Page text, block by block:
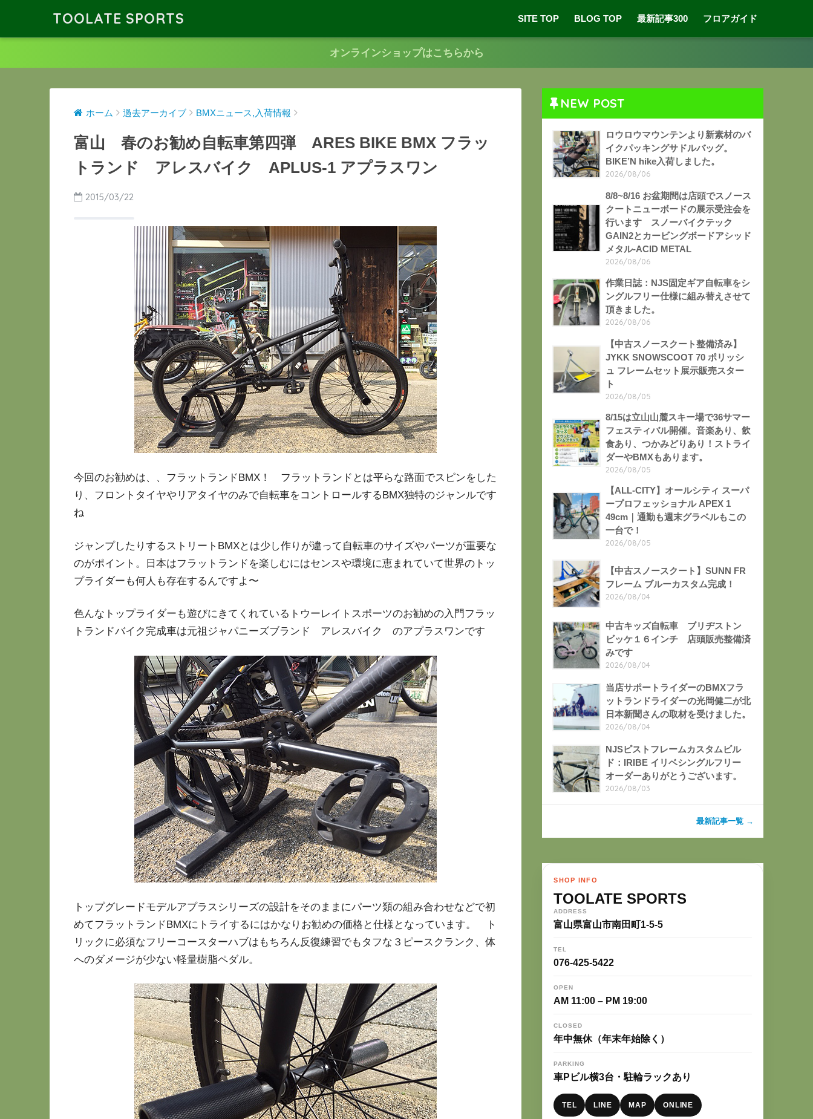
TOOLATE SPORTS SITE TOP BLOG TOP 最新記事300 フロアガイド
オンラインショップはこちらから
ホーム 過去アーカイブ BMXニュース,入荷情報
富山 春のお勧め自転車第四弾 ARES BIKE BMX フラッ
トランド アレスバイク APLUS-1 アプラスワン
2015/03/22
今回のお勧めは、、フラットランドBMX！ フラットランドとは平らな路面でスピンをした
り、フロントタイヤやリアタイヤのみで自転車をコントロールするBMX独特のジャンルです
ね
ジャンプしたりするストリートBMXとは少し作りが違って自転車のサイズやパーツが重要な
のがポイント。日本はフラットランドを楽しむにはセンスや環境に恵まれていて世界のトッ
プライダーも何人も存在するんですよ〜
色んなトップライダーも遊びにきてくれているトウーレイトスポーツのお勧めの入門フラッ
トランドバイク完成車は元祖ジャパニーズブランド アレスバイク のアプラスワンです
トップグレードモデルアプラスシリーズの設計をそのままにパーツ類の組み合わせなどで初
めてフラットランドBMXにトライするにはかなりお勧めの価格と仕様となっています。 ト
リックに必須なフリーコースターハブはもちろん反復練習でもタフな３ピースクランク、体
へのダメージが少ない軽量樹脂ペダル。
NEW POST
ロウロウマウンテンより新素材のバ
イクパッキングサドルバッグ。
BIKE’N hike入荷しました。
2026/08/06
8/8~8/16 お盆期間は店頭でスノース
クートニューボードの展示受注会を
行います スノーバイクテック
GAIN2とカービングボードアシッド
メタル-ACID METAL
2026/08/06
作業日誌：NJS固定ギア自転車をシ
ングルフリー仕様に組み替えさせて
頂きました。
2026/08/06
【中古スノースクート整備済み】
JYKK SNOWSCOOT 70 ポリッシ
ュ フレームセット展示販売スター
ト
2026/08/05
8/15は立山山麓スキー場で36サマー
フェスティバル開催。音楽あり、飲
食あり、つかみどりあり！ストライ
ダーやBMXもあります。
2026/08/05
【ALL-CITY】オールシティ スーパ
ープロフェッショナル APEX 1
49cm｜通勤も週末グラベルもこの
一台で！
2026/08/05
【中古スノースクート】SUNN FR
フレーム ブルーカスタム完成！
2026/08/04
中古キッズ自転車 ブリヂストン
ビッケ１６インチ 店頭販売整備済
みです
2026/08/04
当店サポートライダーのBMXフラ
ットランドライダーの光岡健二が北
日本新聞さんの取材を受けました。
2026/08/04
NJSピストフレームカスタムビル
ド：IRIBE イリベシングルフリー
オーダーありがとうございます。
2026/08/03
最新記事一覧 →
SHOP INFO
TOOLATE SPORTS
ADDRESS
富山県富山市南田町1-5-5
TEL
076-425-5422
OPEN
AM 11:00 – PM 19:00
CLOSED
年中無休（年末年始除く）
PARKING
車Pビル横3台・駐輪ラックあり
TEL LINE MAP ONLINE